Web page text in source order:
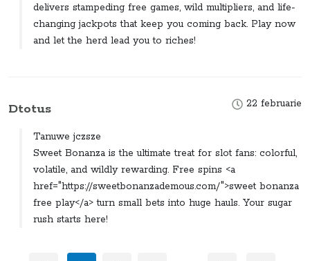
delivers stampeding free games, wild multipliers, and life-
changing jackpots that keep you coming back. Play now
and let the herd lead you to riches!
22 februarie
Dtotus
Tanuwe jczsze
Sweet Bonanza is the ultimate treat for slot fans: colorful,
volatile, and wildly rewarding. Free spins <a
href="https://sweetbonanzademous.com/">sweet bonanza
free play</a> turn small bets into huge hauls. Your sugar
rush starts here!